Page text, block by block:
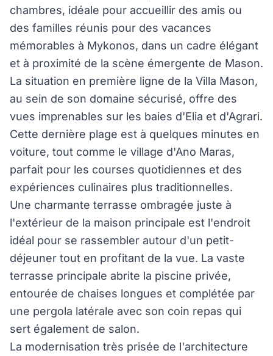
chambres, idéale pour accueillir des amis ou
des familles réunis pour des vacances
mémorables à Mykonos, dans un cadre élégant
et à proximité de la scène émergente de Mason.
La situation en première ligne de la Villa Mason,
au sein de son domaine sécurisé, offre des
vues imprenables sur les baies d'Elia et d'Agrari.
Cette dernière plage est à quelques minutes en
voiture, tout comme le village d'Ano Maras,
parfait pour les courses quotidiennes et des
expériences culinaires plus traditionnelles.
Une charmante terrasse ombragée juste à
l'extérieur de la maison principale est l'endroit
idéal pour se rassembler autour d'un petit-
déjeuner tout en profitant de la vue. La vaste
terrasse principale abrite la piscine privée,
entourée de chaises longues et complétée par
une pergola latérale avec son coin repas qui
sert également de salon.
La modernisation très prisée de l'architecture